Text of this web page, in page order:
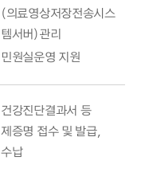
(의료영상저장전송시스
템서버)관리
민원실운영 지원
건강진단결과서 등
제증명 접수 및 발급,
수납